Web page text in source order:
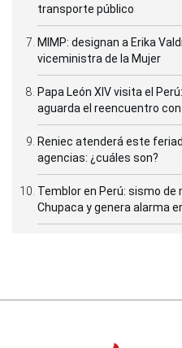
transporte público
MIMP: designan a Erika
viceministra de la Mujer
Papa León XIV visita el
aguarda el reencuentro
Reniec atenderá este
agencias: ¿cuáles son?
Temblor en Perú: sismo
Chupaca y genera alarma